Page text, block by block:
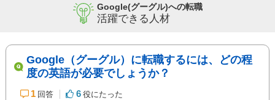
Google(グーグル)への転職
活躍できる人材
Google（グーグル）に転職するには、どの程
度の英語が必要でしょうか？
1 回答 6 役にたった